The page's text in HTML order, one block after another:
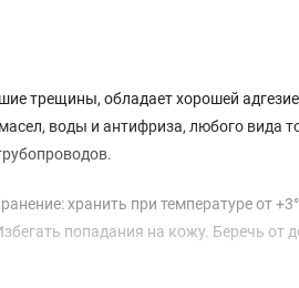
трещины, обладает хорошей
воды и антифриза, любого вида
хранить при температуре от
попадания на кожу. Беречь от